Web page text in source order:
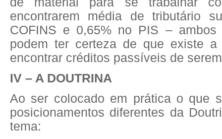
encontrarem média de tributário
COFINS e 0,65% no PIS – ambos
podem ter certeza de que existe a
encontrar créditos passíveis de
IV – A DOUTRINA
Ao ser colocado em prática o que
posicionamentos diferentes da
tema: